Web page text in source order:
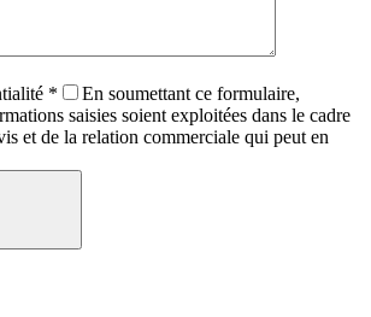
*
En soumettant ce formulaire,
saisies soient exploitées dans le cadre
et de la relation commerciale qui peut en